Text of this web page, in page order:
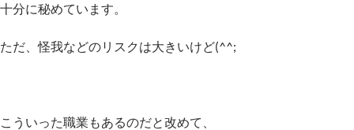
十分に秘めています。
ただ、怪我などのリスクは大きいけど(^^;
こういった職業もあるのだと改めて、